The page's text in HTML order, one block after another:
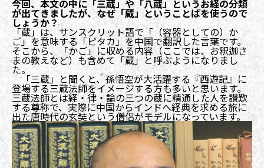
今回、本文の中に「三蔵」や「八蔵」というお経の分類
が出てきましたが、なぜ「蔵」ということばを使うので
しょうか？
「蔵」は、サンスクリット語で「（容器としての）か
ご」を意味する「ピタカ」を中国で翻訳した言葉です。
そこから、「かご」に収める内容（ここでは、お釈迦さ
まの教えなど）も含めて「蔵」と呼ぶようになりまし
た。
「三蔵」と聞くと、孫悟空が大活躍する『西遊記』に
登場する三蔵法師をイメージする方も多いと思います。
三蔵法師とは経・律・論の三つの蔵に精通した人を讃歎
する尊称で、実際に中国からインドへ経典を求める旅に
出た唐時代の玄奘という僧侶がモデルになっています。